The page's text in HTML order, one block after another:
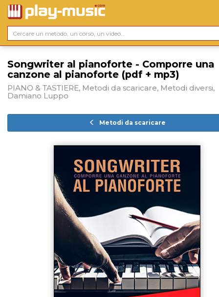
Songwriter al pianoforte - Comporre una
canzone al pianoforte (pdf + mp3)
PIANO & TASTIERE, Metodi da scaricare, Metodi diversi,
Damiano Luppo
Metodi da scaricare